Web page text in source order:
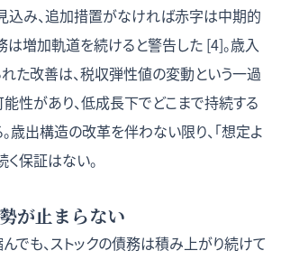
込み、追加措置がなければ赤字は中期的
は増加軌道を続けると警告した [4]。歳入
た改善は、税収弾性値の変動という一過
性があり、低成長下でどこまで持続する
歳出構造の改革を伴わない限り、「想定よ
く保証はない。
が止まらない
でも、ストックの債務は積み上がり続けて